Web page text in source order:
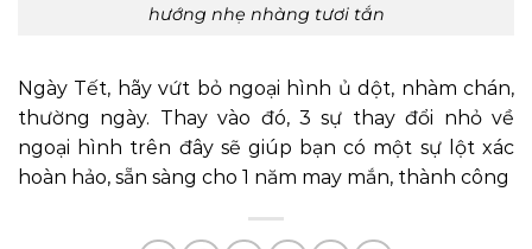
hướng nhẹ nhàng tươi tắn
Ngày Tết, hãy vứt bỏ ngoại hình ủ dột, nhàm chán,
thường ngày. Thay vào đó, 3 sự thay đổi nhỏ về
ngoại hình trên đây sẽ giúp bạn có một sự lột xác
hoàn hảo, sẵn sàng cho 1 năm may mắn, thành công